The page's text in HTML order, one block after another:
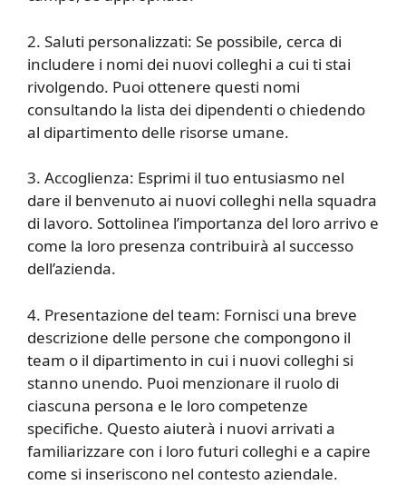
2. Saluti personalizzati: Se possibile, cerca di
includere i nomi dei nuovi colleghi a cui ti stai
rivolgendo. Puoi ottenere questi nomi
consultando la lista dei dipendenti o chiedendo
al dipartimento delle risorse umane.
3. Accoglienza: Esprimi il tuo entusiasmo nel
dare il benvenuto ai nuovi colleghi nella squadra
di lavoro. Sottolinea l’importanza del loro arrivo e
come la loro presenza contribuirà al successo
dell’azienda.
4. Presentazione del team: Fornisci una breve
descrizione delle persone che compongono il
team o il dipartimento in cui i nuovi colleghi si
stanno unendo. Puoi menzionare il ruolo di
ciascuna persona e le loro competenze
specifiche. Questo aiuterà i nuovi arrivati a
familiarizzare con i loro futuri colleghi e a capire
come si inseriscono nel contesto aziendale.